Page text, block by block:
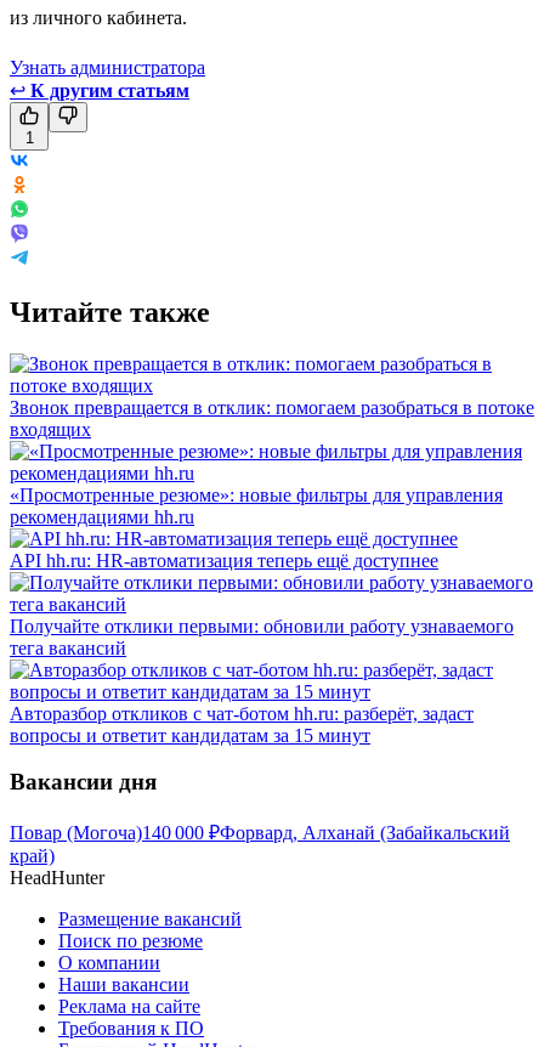
из личного кабинета.
Узнать администратора
↩ К другим статьям
1
Читайте также
Звонок превращается в отклик: помогаем разобраться в потоке
входящих
«Просмотренные резюме»: новые фильтры для управления
рекомендациями hh.ru
API hh.ru: HR-автоматизация теперь ещё доступнее
Получайте отклики первыми: обновили работу узнаваемого
тега вакансий
Авторазбор откликов с чат-ботом hh.ru: разберёт, задаст
вопросы и ответит кандидатам за 15 минут
Вакансии дня
Повар (Могоча)140 000 ₽Форвард, Алханай (Забайкальский
край)
HeadHunter
Размещение вакансий
Поиск по резюме
О компании
Наши вакансии
Реклама на сайте
Требования к ПО